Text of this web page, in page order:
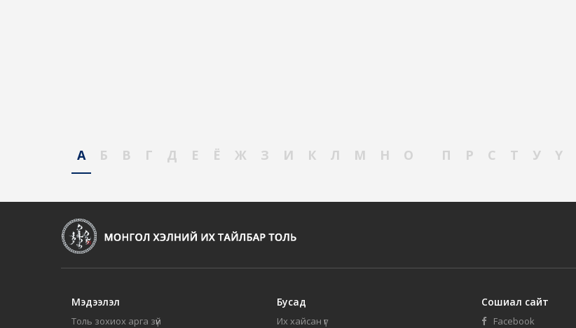
А Б В Г Д Е Ё Ж З И К Л М Н О П Р С Т У Ү
Мэдээлэл
Толь зохиох арга зүй
Бусад
Их хайсан үг
Сошиал сайт
Facebook